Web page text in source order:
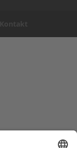
Kontakt